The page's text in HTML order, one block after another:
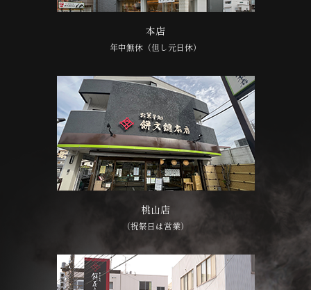
本店
年中無休（但し元日休）
桃山店
（祝祭日は営業）